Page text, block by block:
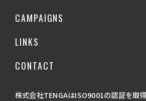
CAMPAIGNS
LINKS
CONTACT
株式会社TENGAはISO9001の認証を取得